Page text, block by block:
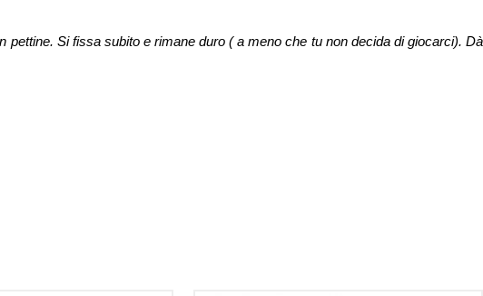
Si fissa subito e rimane duro ( a meno che tu non decida di giocarci). Dà